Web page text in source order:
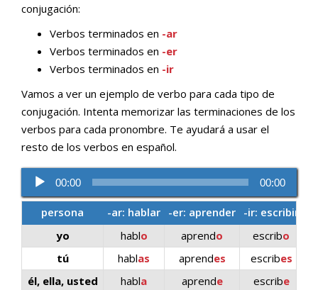
conjugación:
Verbos terminados en -ar
Verbos terminados en -er
Verbos terminados en -ir
Vamos a ver un ejemplo de verbo para cada tipo de
conjugación. Intenta memorizar las terminaciones de los
verbos para cada pronombre. Te ayudará a usar el
resto de los verbos en español.
Reproductor
de
audio
00:00 00:00
persona -ar: hablar -er: aprender -ir: escribir
yo
hablo aprendo escribo
tú
hablas aprendes escribes
él, ella, usted
habla aprende escribe